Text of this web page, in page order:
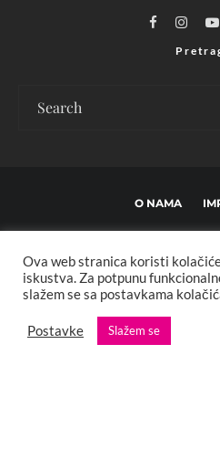
O NAMA
POLITIKA PRIVATNOSTI
Copyright © 2013 - 2025 FBL creative.
Ova web stranica koristi
iskustva. Za potpunu
slažem se sa postavkama
Postavke Slažem se